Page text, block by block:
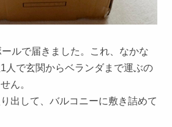
ルで届きました。これ、なかな
人で玄関からベランダまで運ぶの
ん。
出して、バルコニーに敷き詰めて